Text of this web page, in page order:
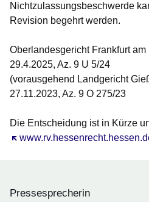
Nichtzulassungsbeschwerde
Revision begehrt werden.
Oberlandesgericht Frankfurt
29.4.2025, Az. 9 U 5/24
(vorausgehend Landgericht
27.11.2023, Az. 9 O 275/23
Die Entscheidung ist in Kürze
Öffnet sich in einem neuen
Pressesprecherin